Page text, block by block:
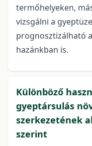
termőhelyeken,
vizsgálni a
prognosztizálható
hazánkban is.
Különböző
gyeptársulás
szerkezetének
szerint